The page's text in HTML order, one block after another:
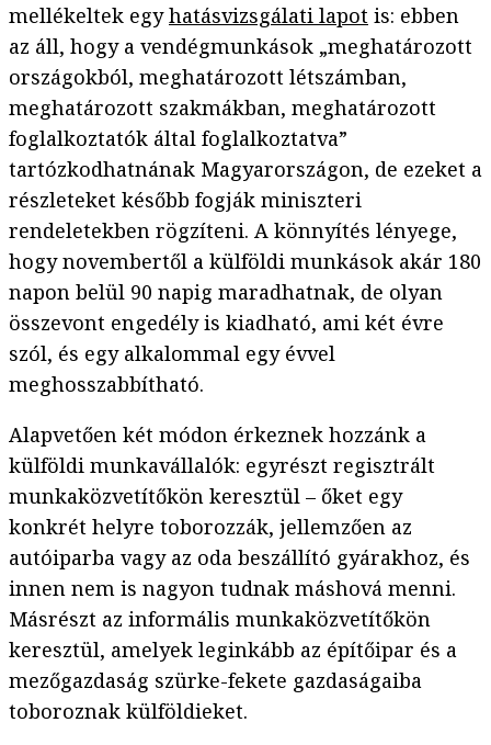
mellékeltek egyhatásvizsgálati lapot is: ebben
az áll, hogy a vendégmunkások „meghatározott
országokból, meghatározott létszámban,
meghatározott szakmákban, meghatározott
foglalkoztatók által foglalkoztatva”
tartózkodhatnának Magyarországon, de ezeket a
részleteket később fogják miniszteri
rendeletekben rögzíteni. A könnyítés lényege,
hogy novembertől a külföldi munkások akár 180
napon belül 90 napig maradhatnak, de olyan
összevont engedély is kiadható, ami két évre
szól, és egy alkalommal egy évvel
meghosszabbítható.
Alapvetően két módon érkeznek hozzánk a
külföldi munkavállalók: egyrészt regisztrált
munkaközvetítőkön keresztül – őket egy
konkrét helyre toborozzák, jellemzően az
autóiparba vagy az oda beszállító gyárakhoz, és
innen nem is nagyon tudnak máshová menni.
Másrészt az informális munkaközvetítőkön
keresztül, amelyek leginkább az építőipar és a
mezőgazdaság szürke-fekete gazdaságaiba
toboroznak külföldieket.